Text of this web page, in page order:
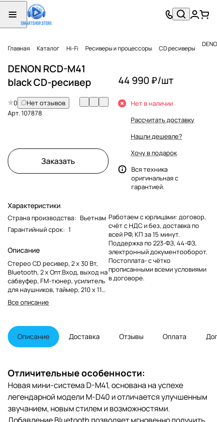
Главная Каталог Hi-Fi Ресиверы и процессоры CD ресиверы
DENON RCD-M41
black CD-ресивер
0
Нет отзывов
Арт.107878
Заказать
Характеристики
Страна производства: Вьетнам
Гарантийный срок: 1
Описание
Стерео CD ресивер, 2 x 30 Вт,
Bluetooth, 2 х Опт.Вход, выход на
сабвуфер, FM-тюнер, усилитель
для наушников, таймер, 210 x 115
x 310 мм, 4.2 кг.
Все описание
44 990 ₽/шт
Нет в наличии
Рассчитать доставку
Нашли дешевле?
Хочу в подарок
Вся техника
оригинальная с
гарантией.
Работаем с юрлицами: договор,
счёт с НДС и без, доставка по
всей РФ, КП за 15 минут.
Поддержка по 223-ФЗ, 44-ФЗ,
электронный документооборот.
Постоплата- с чётко
прописанными всеми условиями
в договоре.
Описание Доставка Отзывы Оплата
Отличительные особенности:
Новая мини-система D-M41, основана на успехе
легендарной модели М-D40 и отличается улучшенным
звучанием, новым стилем и возможностями.